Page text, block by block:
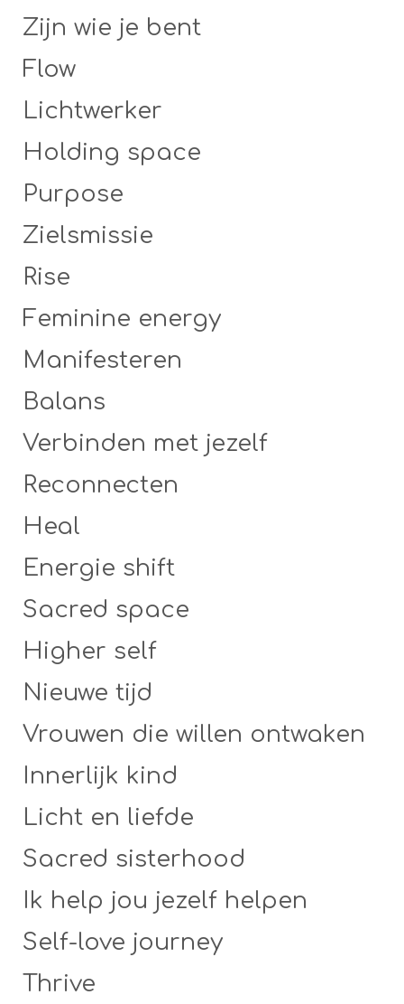
Zijn wie je bent
Flow
Lichtwerker
Holding space
Purpose
Zielsmissie
Rise
Feminine energy
Manifesteren
Balans
Verbinden met jezelf
Reconnecten
Heal
Energie shift
Sacred space
Higher self
Nieuwe tijd
Vrouwen die willen ontwaken
Innerlijk kind
Licht en liefde
Sacred sisterhood
Ik help jou jezelf helpen
Self-love journey
Thrive